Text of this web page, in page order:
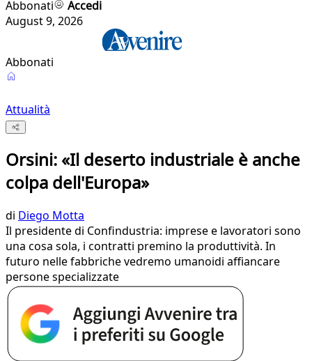
Abbonati
Accedi
August 9, 2026
Abbonati
Attualità
Orsini: «Il deserto industriale è anche
colpa dell'Europa»
di Diego Motta
Il presidente di Confindustria: imprese e lavoratori sono
una cosa sola, i contratti premino la produttività. In
futuro nelle fabbriche vedremo umanoidi affiancare
persone specializzate